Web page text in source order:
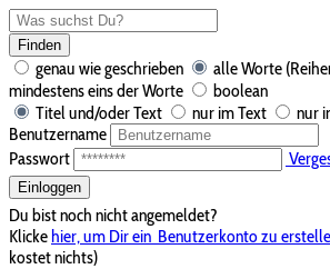
Finden
genau wie geschrieben
alle Worte
mindestens eins der Worte
boolean
Titel und/oder Text
nur im Text
nur
Benutzername
Passwort
Einloggen
Du bist noch nicht angemeldet?
Klickehier, um Dir ein Benutzerkonto zu
kostet nichts)